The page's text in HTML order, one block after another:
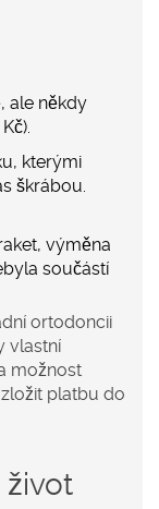
ale někdy
kterými
škrábou.
výměna
součástí
ortodoncii
vlastní
možnost
platbu do
život